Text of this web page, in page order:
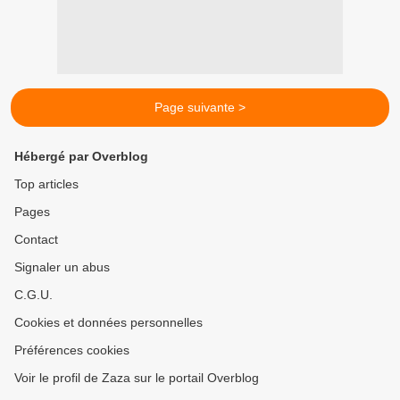
Page suivante >
Hébergé par Overblog
Top articles
Pages
Contact
Signaler un abus
C.G.U.
Cookies et données personnelles
Préférences cookies
Voir le profil de Zaza sur le portail Overblog